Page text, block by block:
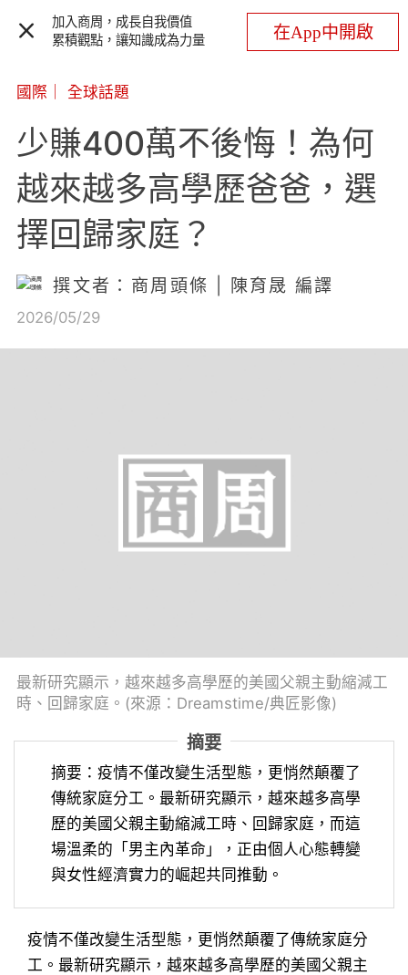
加入商周，成長自我價值
累積觀點，讓知識成為力量
在App中開啟
國際 全球話題
少賺400萬不後悔！為何
越來越多高學歷爸爸，選
擇回歸家庭？
撰文者：商周頭條 | 陳育晟 編譯
2026/05/29
最新研究顯示，越來越多高學歷的美國父親主動縮減工
時、回歸家庭。(來源：Dreamstime/典匠影像)
摘要
摘要：疫情不僅改變生活型態，更悄然顛覆了
傳統家庭分工。最新研究顯示，越來越多高學
歷的美國父親主動縮減工時、回歸家庭，而這
場溫柔的「男主內革命」，正由個人心態轉變
與女性經濟實力的崛起共同推動。
疫情不僅改變生活型態，更悄然顛覆了傳統家庭分
工。最新研究顯示，越來越多高學歷的美國父親主